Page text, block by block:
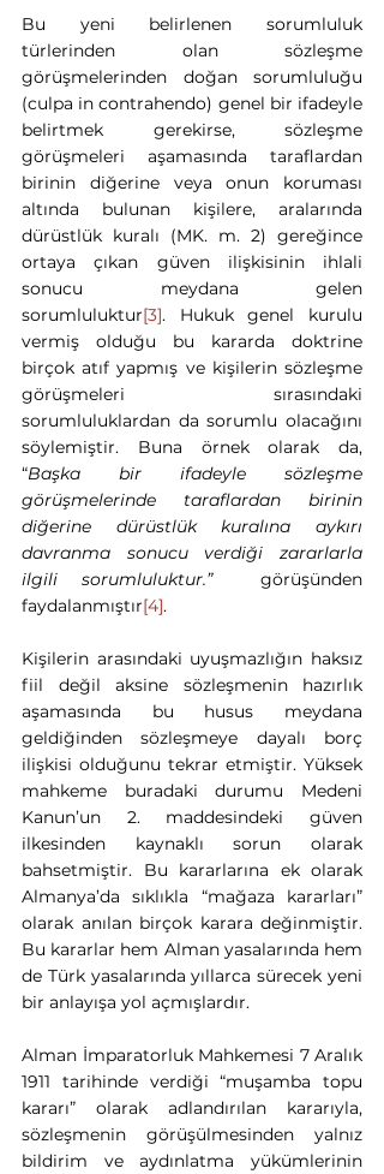
Bu yeni belirlenen sorumluluk
türlerinden olan sözleşme
görüşmelerinden doğan sorumluluğu
(culpa in contrahendo) genel bir ifadeyle
belirtmek gerekirse, sözleşme
görüşmeleri aşamasında taraflardan
birinin diğerine veya onun koruması
altında bulunan kişilere, aralarında
dürüstlük kuralı (MK. m. 2) gereğince
ortaya çıkan güven ilişkisinin ihlali
sonucu meydana gelen
sorumluluktur[3]. Hukuk genel kurulu
vermiş olduğu bu kararda doktrine
birçok atıf yapmış ve kişilerin sözleşme
görüşmeleri sırasındaki
sorumluluklardan da sorumlu olacağını
söylemiştir. Buna örnek olarak da,
“Başka bir ifadeyle sözleşme
görüşmelerinde taraflardan birinin
diğerine dürüstlük kuralına aykırı
davranma sonucu verdiği zararlarla
ilgili sorumluluktur.”
görüşünden
faydalanmıştır[4].
Kişilerin arasındaki uyuşmazlığın haksız
fiil değil aksine sözleşmenin hazırlık
aşamasında bu husus meydana
geldiğinden sözleşmeye dayalı borç
ilişkisi olduğunu tekrar etmiştir. Yüksek
mahkeme buradaki durumu Medeni
Kanun’un 2. maddesindeki güven
ilkesinden kaynaklı sorun olarak
bahsetmiştir. Bu kararlarına ek olarak
Almanya’da sıklıkla “mağaza kararları”
olarak anılan birçok karara değinmiştir.
Bu kararlar hem Alman yasalarında hem
de Türk yasalarında yıllarca sürecek yeni
bir anlayışa yol açmışlardır.
Alman İmparatorluk Mahkemesi 7 Aralık
1911 tarihinde verdiği “muşamba topu
kararı” olarak adlandırılan kararıyla,
sözleşmenin görüşülmesinden yalnız
bildirim ve aydınlatma yükümlerinin